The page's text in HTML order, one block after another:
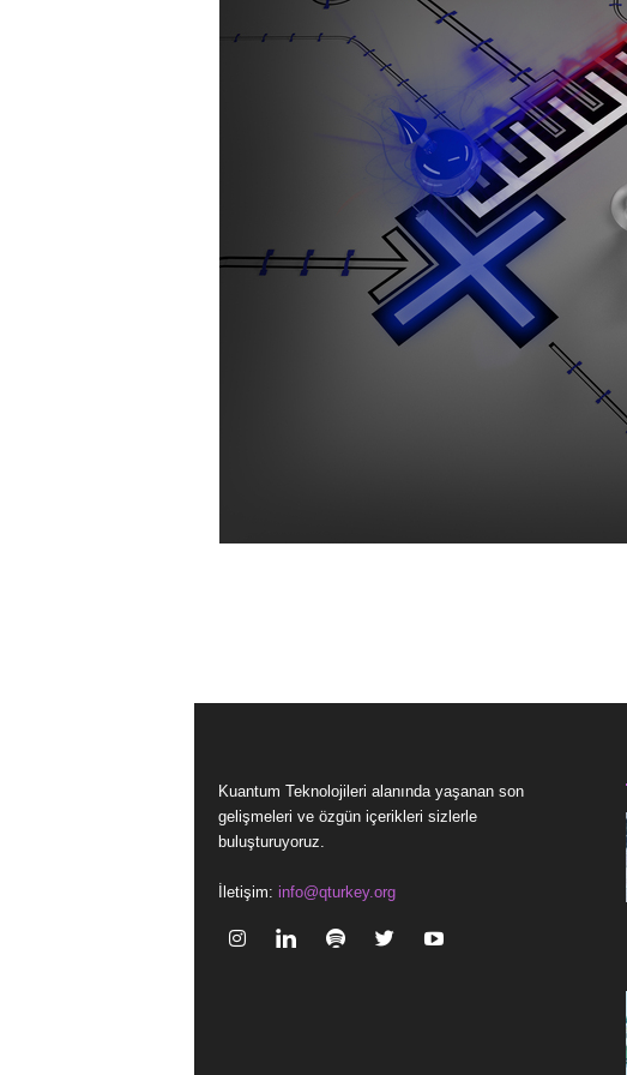
Kuantum Teknolojileri alanında yaşanan son
gelişmeleri ve özgün içerikleri sizlerle
buluşturuyoruz.
İletişim: info@qturkey.org